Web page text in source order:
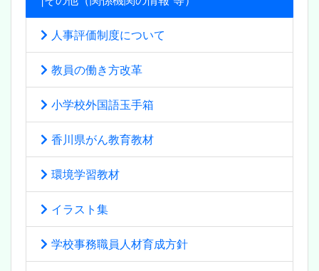
人事評価制度について
教員の働き方改革
小学校外国語玉手箱
香川県がん教育教材
環境学習教材
イラスト集
学校事務職員人材育成方針